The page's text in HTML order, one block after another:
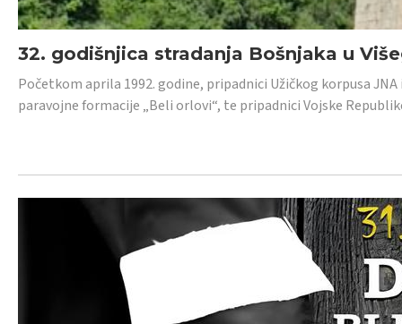
32. godišnjica stradanja Bošnjaka u
Početkom aprila 1992. godine, pripadnici Užičkog korpusa
paravojne formacije „Beli orlovi“, te pripadnici Vojske